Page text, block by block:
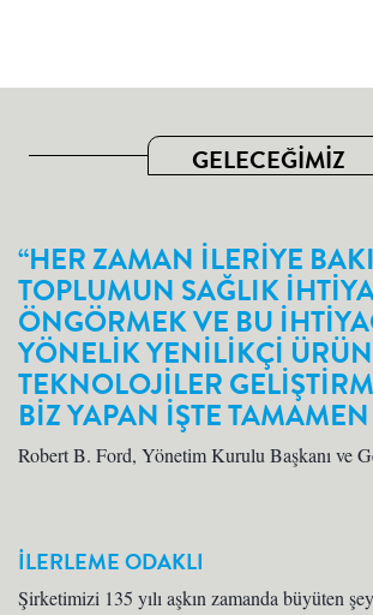
GELECEĞİMİZ
“HER ZAMAN ILERIYE
TOPLUMUN SAĞLIK
ÖNGÖRMEK VE BU
YÖNELIK YENILIKÇI
TEKNOLOJILER
BIZ YAPAN IŞTE
Robert B. Ford, Yönetim Kurulu Başkanı ve
İLERLEME ODAKLI
Şirketimizi 135 yılı aşkın zamanda büyüten